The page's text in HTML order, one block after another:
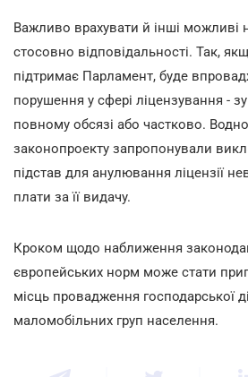
Важливо врахувати й інші можливі
стосовно відповідальності. Так,
підтримає Парламент, буде
порушення у сфері ліцензування -
повному обсязі або частково.
законопроекту запропонували
підстав для анулювання ліцензії
плати за її видачу.
Кроком щодо наближення
європейських норм може стати
місць провадження господарської
маломобільних груп населення.